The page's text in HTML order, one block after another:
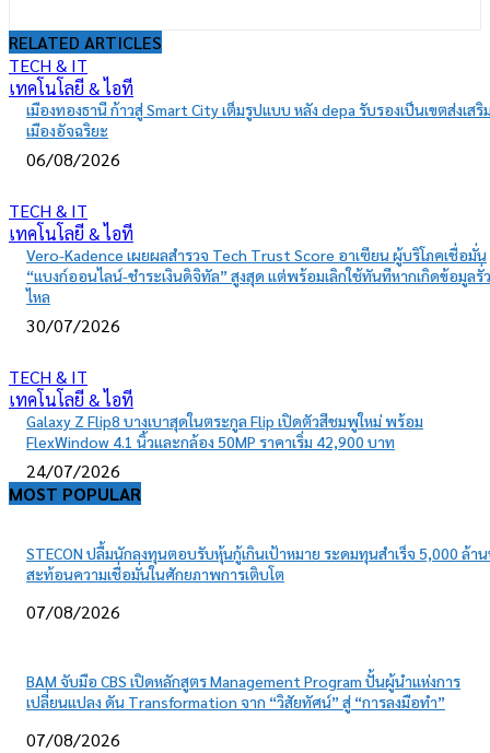
RELATED ARTICLES
TECH & IT
เทคโนโลยี & ไอที
เมืองทองธานี ก้าวสู่ Smart City เต็มรูปแบบ หลัง depa รับรองเป็นเขตส่งเสริ
เมืองอัจฉริยะ
06/08/2026
TECH & IT
เทคโนโลยี & ไอที
Vero-Kadence เผยผลสำรวจ Tech Trust Score อาเซียน ผู้บริโภคเชื่อมั่น
“แบงก์ออนไลน์-ชำระเงินดิจิทัล” สูงสุด แต่พร้อมเลิกใช้ทันทีหากเกิดข้อมูลรั่ว
ไหล
30/07/2026
TECH & IT
เทคโนโลยี & ไอที
Galaxy Z Flip8 บางเบาสุดในตระกูล Flip เปิดตัวสีชมพูใหม่ พร้อม
FlexWindow 4.1 นิ้วและกล้อง 50MP ราคาเริ่ม 42,900 บาท
24/07/2026
MOST POPULAR
STECON ปลื้มนักลงทุนตอบรับหุ้นกู้เกินเป้าหมาย ระดมทุนสำเร็จ 5,000 ล้า
สะท้อนความเชื่อมั่นในศักยภาพการเติบโต
07/08/2026
BAM จับมือ CBS เปิดหลักสูตร Management Program ปั้นผู้นำแห่งการ
เปลี่ยนแปลง ดัน Transformation จาก “วิสัยทัศน์” สู่ “การลงมือทำ”
07/08/2026